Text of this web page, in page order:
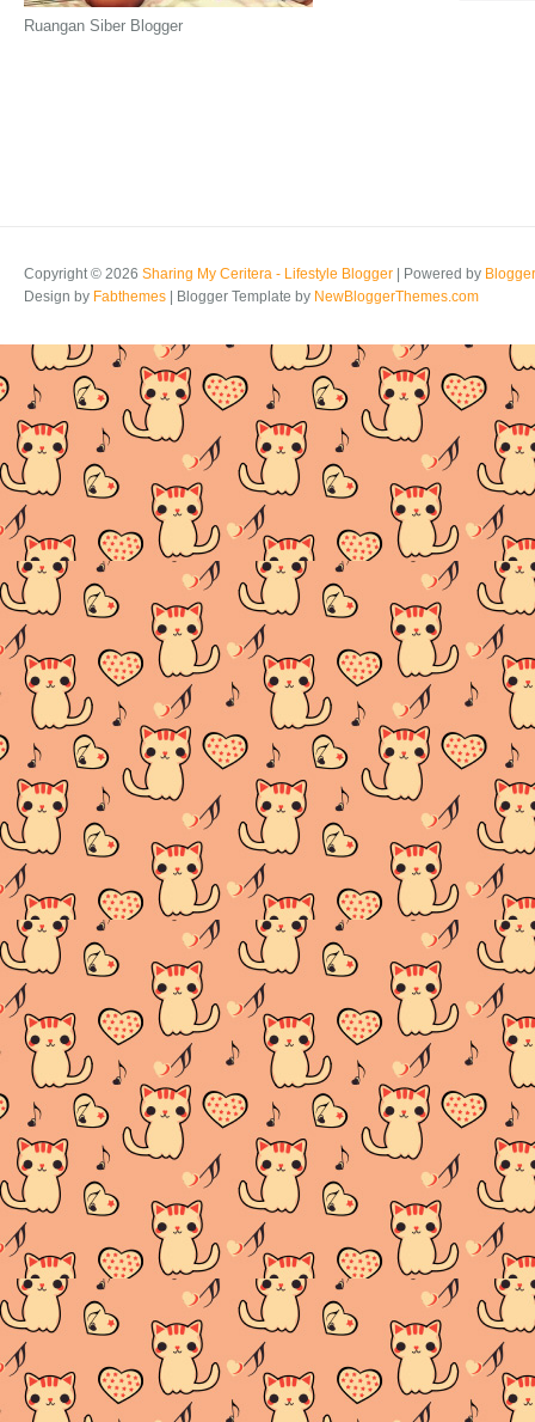
Ruangan Siber Blogger
Copyright © 2026 Sharing My Ceritera - Lifestyle Blogger | Powered by Blogger
Design by Fabthemes | Blogger Template by NewBloggerThemes.com